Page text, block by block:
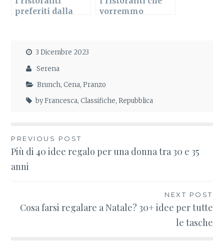
preferiti dalla
vorremmo
3 Dicembre 2023
Serena
Brunch,Cena,Pranzo
by Francesca,Classifiche,Repubblica
Navigazione
articoli
PREVIOUS POST
Più di 40 idee regalo per una donna tra 30 e 35
anni
NEXT POST
Cosa farsi regalare a Natale? 30+ idee per tutte
le tasche